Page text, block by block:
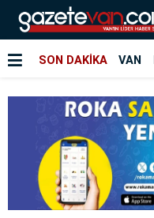
SON DAKİKA VAN